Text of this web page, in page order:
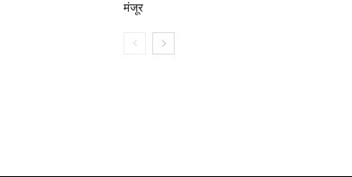
मंजूर